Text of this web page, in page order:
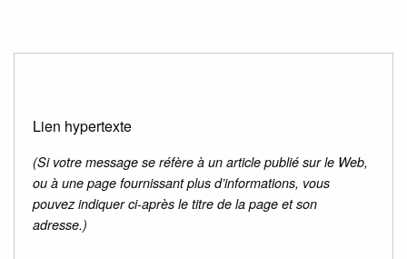
Lien hypertexte
(Si votre message se réfère à un article publié sur le Web,
ou à une page fournissant plus d’informations, vous
pouvez indiquer ci-après le titre de la page et son
adresse.)